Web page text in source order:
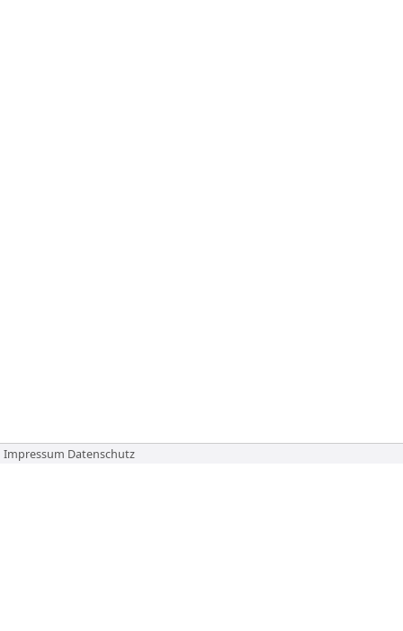
Impressum Datenschutz